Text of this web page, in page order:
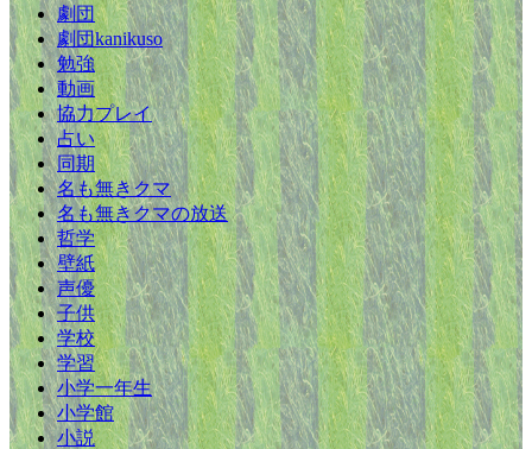
劇団
劇団kanikuso
勉強
動画
協力プレイ
占い
同期
名も無きクマ
名も無きクマの放送
哲学
壁紙
声優
子供
学校
学習
小学一年生
小学館
小説